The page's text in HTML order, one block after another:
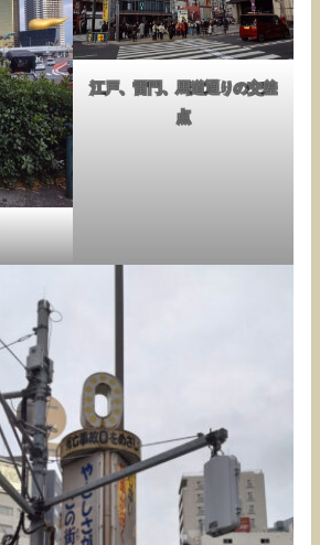
江戸、雷門、馬道通りの交差
点